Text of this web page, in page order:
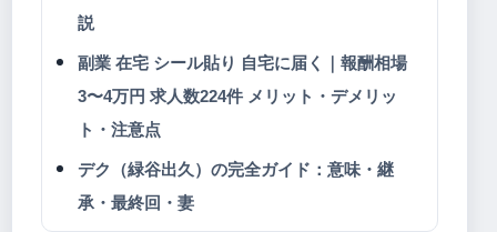
説
副業 在宅 シール貼り 自宅に届く｜報酬相場
3〜4万円 求人数224件 メリット・デメリッ
ト・注意点
デク（緑谷出久）の完全ガイド：意味・継
承・最終回・妻